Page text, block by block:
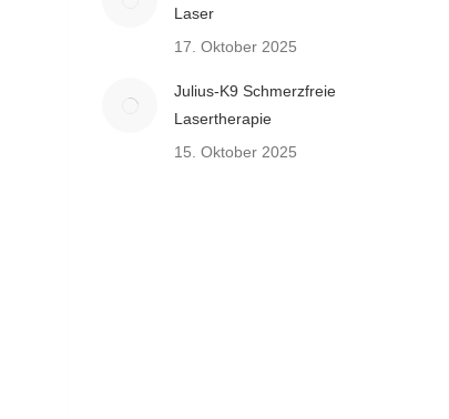
Laser
17. Oktober 2025
Julius-K9 Schmerzfreie
Lasertherapie
15. Oktober 2025